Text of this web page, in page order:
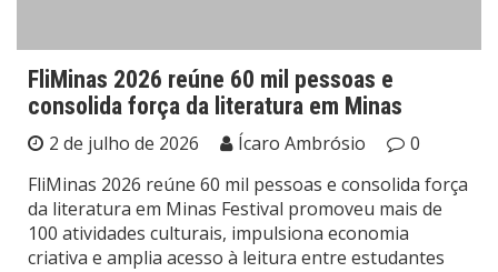
FliMinas 2026 reúne 60 mil pessoas e
consolida força da literatura em Minas
2 de julho de 2026 Ícaro Ambrósio
0
FliMinas 2026 reúne 60 mil pessoas e consolida força
da literatura em Minas Festival promoveu mais de
100 atividades culturais, impulsiona economia
criativa e amplia acesso à leitura entre estudantes